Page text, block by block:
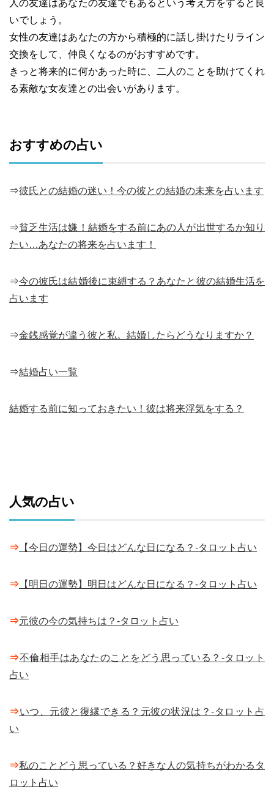
人の友達はあなたの友達でもあるという考え方をすると良
いでしょう。
女性の友達はあなたの方から積極的に話し掛けたりライン
交換をして、仲良くなるのがおすすめです。
きっと将来的に何かあった時に、二人のことを助けてくれ
る素敵な女友達との出会いがあります。
おすすめの占い
⇒彼氏との結婚の迷い！今の彼との結婚の未来を占います
⇒貧乏生活は嫌！結婚をする前にあの人が出世するか知り
たい…あなたの将来を占います！
⇒今の彼氏は結婚後に束縛する？あなたと彼の結婚生活を
占います
⇒金銭感覚が違う彼と私。結婚したらどうなりますか？
⇒結婚占い一覧
結婚する前に知っておきたい！彼は将来浮気をする？
人気の占い
⇒ 【今日の運勢】今日はどんな日になる？-タロット占い
⇒ 【明日の運勢】明日はどんな日になる？-タロット占い
⇒元彼の今の気持ちは？-タロット占い
⇒不倫相手はあなたのことをどう思っている？-タロット
占い
⇒いつ、元彼と復縁できる？元彼の状況は？-タロット占
い
⇒私のことどう思っている？好きな人の気持ちがわかるタ
ロット占い